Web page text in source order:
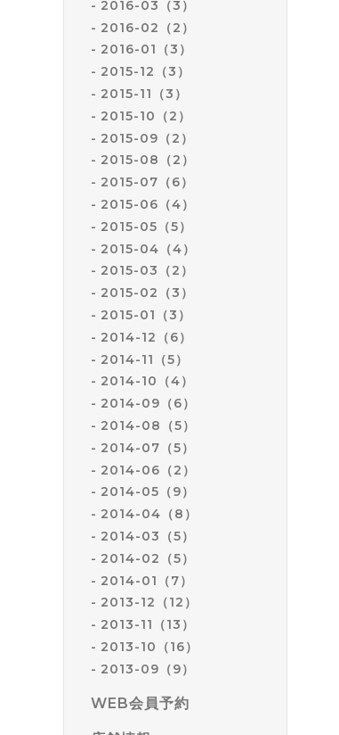
2016-03（3）
2016-02（2）
2016-01（3）
2015-12（3）
2015-11（3）
2015-10（2）
2015-09（2）
2015-08（2）
2015-07（6）
2015-06（4）
2015-05（5）
2015-04（4）
2015-03（2）
2015-02（3）
2015-01（3）
2014-12（6）
2014-11（5）
2014-10（4）
2014-09（6）
2014-08（5）
2014-07（5）
2014-06（2）
2014-05（9）
2014-04（8）
2014-03（5）
2014-02（5）
2014-01（7）
2013-12（12）
2013-11（13）
2013-10（16）
2013-09（9）
WEB会員予約